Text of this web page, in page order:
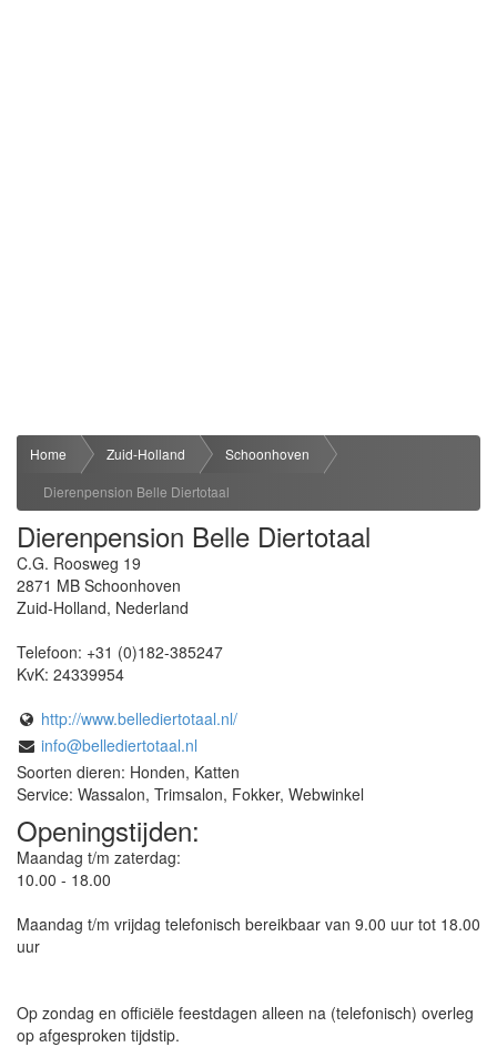
Home Zuid-Holland
Schoonhoven
Dierenpension Belle Diertotaal
Dierenpension Belle Diertotaal
C.G. Roosweg 19
2871 MB Schoonhoven
Zuid-Holland, Nederland
Telefoon: +31 (0)182-385247
KvK: 24339954
http://www.bellediertotaal.nl/
info@bellediertotaal.nl
Soorten dieren: Honden, Katten
Service: Wassalon, Trimsalon, Fokker, Webwinkel
Openingstijden:
Maandag t/m zaterdag:
10.00 - 18.00
Maandag t/m vrijdag telefonisch bereikbaar van 9.00 uur tot 18.00
uur
Op zondag en officiële feestdagen alleen na (telefonisch) overleg
op afgesproken tijdstip.